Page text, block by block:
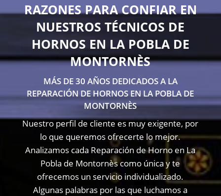
RAZONES PARA CONFIAR EN
NUESTROS TÉCNICOS DE
HORNOS EN LA POBLA DE
MONTORNÈS
MÁS DE 30 AÑOS DEDICADOS A LA
REPARACIÓN DE HORNOS EN LA POBLA DE
MONTORNÈS
Nuestro perfil de cliente es muy exigente, por
lo que queremos ofrecerte lo mejor.
Analizamos cada Reparación de Horno en La
Pobla de Montornès como única y te
ofrecemos un servicio individualizado.
Algunas palabras por las que luchamos a